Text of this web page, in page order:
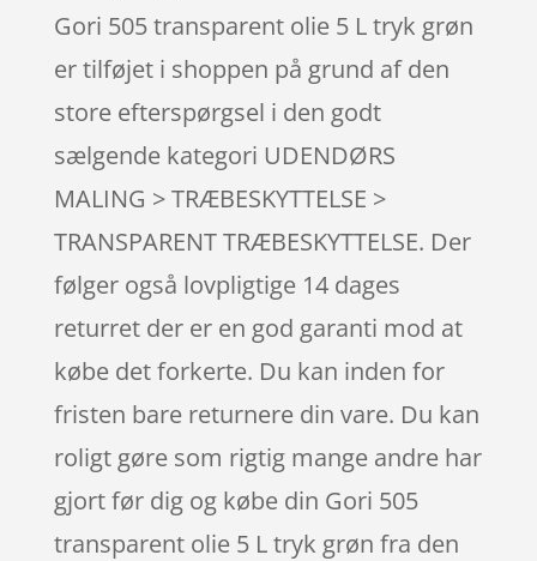
Gori 505 transparent olie 5 L tryk grøn
er tilføjet i shoppen på grund af den
store efterspørgsel i den godt
sælgende kategori UDENDØRS
MALING > TRÆBESKYTTELSE >
TRANSPARENT TRÆBESKYTTELSE. Der
følger også lovpligtige 14 dages
returret der er en god garanti mod at
købe det forkerte. Du kan inden for
fristen bare returnere din vare. Du kan
roligt gøre som rigtig mange andre har
gjort før dig og købe din Gori 505
transparent olie 5 L tryk grøn fra den